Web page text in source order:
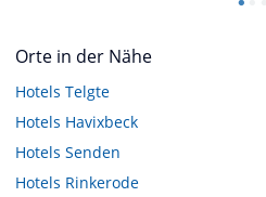
Orte in der Nähe
Hotels Telgte
Hotels Havixbeck
Hotels Senden
Hotels Rinkerode